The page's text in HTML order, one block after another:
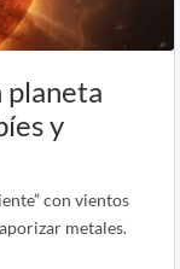
planeta
y
con vientos
metales.